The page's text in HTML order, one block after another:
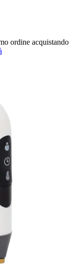
ordine acquistando